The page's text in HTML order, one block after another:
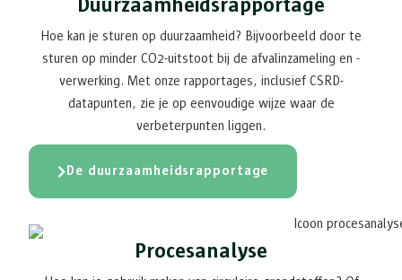
Duurzaamheidsrapportage
Hoe kan je sturen op duurzaamheid? Bijvoorbeeld door te
sturen op minder CO2-uitstoot bij de afvalinzameling en -
verwerking. Met onze rapportages, inclusief CSRD-
datapunten, zie je op eenvoudige wijze waar de
verbeterpunten liggen.
De duurzaamheidsrapportage
Procesanalyse